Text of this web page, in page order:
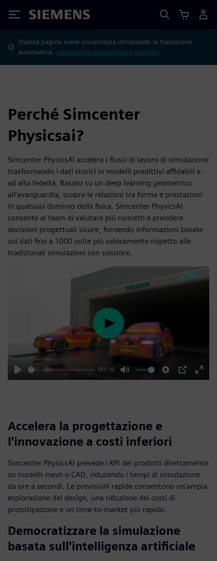
Siemens
Questa pagina viene visualizzata utilizzando la traduzione
automatica.Visualizzare la versione in inglese?
Perché Simcenter
Physicsai?
Simcenter PhysicsAI accelera i flussi di lavoro di simulazione
trasformando i dati storici in modelli predittivi affidabili e
ad alta fedeltà. Basato su un deep learning geometrico
all'avanguardia, scopre le relazioni tra forma e prestazioni
in qualsiasi dominio della fisica. Simcenter PhysicsAI
consente ai team di valutare più concetti e prendere
decisioni progettuali sicure, fornendo informazioni basate
sui dati fino a 1000 volte più velocemente rispetto alle
tradizionali simulazioni con solutore.
Play
00:18
Mute Settings
PIP
Enter
Play
Accelera la progettazione e
l'innovazione a costi inferiori
Simcenter PhysicsAI prevede i KPI dei prodotti direttamente
su modelli mesh o CAD, riducendo i tempi di simulazione
da ore a secondi. Le previsioni rapide consentono un'ampia
esplorazione del design, una riduzione dei costi di
prototipazione e un time-to-market più rapido.
Democratizzare la simulazione
basata sull'intelligenza artificiale